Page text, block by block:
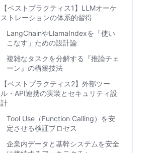
【ベストプラクティス1】LLMオーケ
ストレーションの体系的習得
LangChainやLlamaIndexを「使い
こなす」ための設計論
複雑なタスクを分解する『推論チェ
ーン』の構築技法
【ベストプラクティス2】外部ツー
ル・API連携の実装とセキュリティ設
計
Tool Use（Function Calling）を安
定させる検証プロセス
企業内データと基幹システムを安全